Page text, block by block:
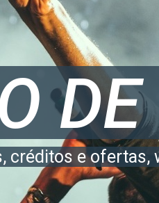
Festival
créditos e
Festival
créditos e